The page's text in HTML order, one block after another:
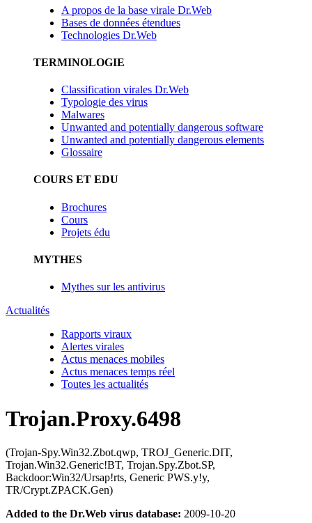
A propos de la base virale Dr.Web
Bases de données étendues
Technologies Dr.Web
TERMINOLOGIE
Classification virales Dr.Web
Typologie des virus
Malwares
Unwanted and potentially dangerous software
Unwanted and potentially dangerous elements
Glossaire
COURS ET EDU
Brochures
Cours
Projets édu
MYTHES
Mythes sur les antivirus
Actualités
Rapports viraux
Alertes virales
Actus menaces mobiles
Actus menaces temps réel
Toutes les actualités
Trojan.Proxy.6498
(Trojan-Spy.Win32.Zbot.qwp, TROJ_Generic.DIT,
Trojan.Win32.Generic!BT, Trojan.Spy.Zbot.SP,
Backdoor:Win32/Ursap!rts, Generic PWS.y!y,
TR/Crypt.ZPACK.Gen)
Added to the Dr.Web virus database: 2009-10-20